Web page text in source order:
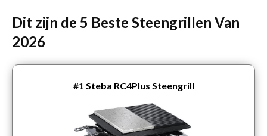
Dit zijn de 5 Beste Steengrillen Van
2026
#1 Steba RC4Plus Steengrill